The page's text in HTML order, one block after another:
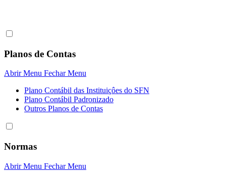
Planos de Contas
Abrir Menu Fechar Menu
Plano Contábil das Instituiçôes do SFN
Plano Contábil Padronizado
Outros Planos de Contas
Normas
Abrir Menu Fechar Menu